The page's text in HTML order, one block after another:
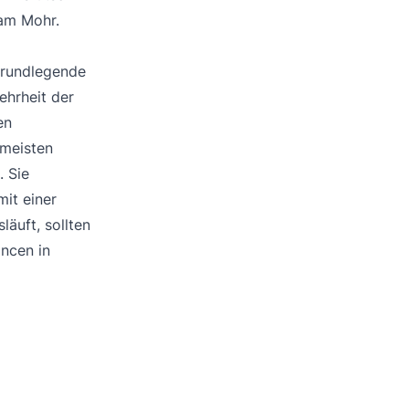
Mohr.
der
Sie
einer
sollten
in